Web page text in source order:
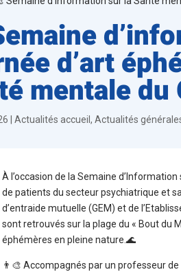
d’art
mentale du
|Actualités accueil,Actualités
À l’occasion de la Semaine
de patients du secteur psychiatrique et
d’entraide mutuelle (GEM) et de
sont retrouvés sur la plage du « Bout du
éphémères en pleine nature.🌊
👨‍🎨 Accompagnés par un professeur